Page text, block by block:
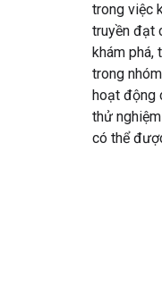
trong việc
truyền đạt
khám phá,
trong
hoạt động
thử
có thể